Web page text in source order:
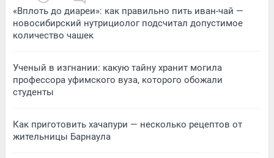
«Вплоть до диареи»: как правильно пить иван-чай —
новосибирский нутрициолог подсчитал допустимое
количество чашек
Ученый в изгнании: какую тайну хранит могила
профессора уфимского вуза, которого обожали
студенты
Как приготовить хачапури — несколько рецептов от
жительницы Барнаула